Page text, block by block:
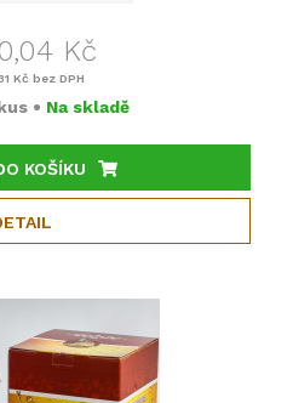
Kč
Kč bez DPH
• Na skladě
KOŠÍKU